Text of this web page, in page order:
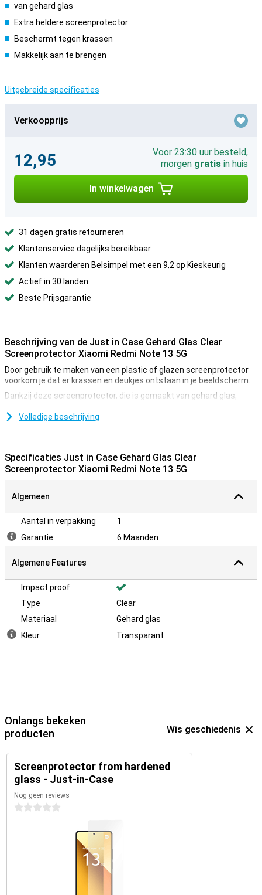
van gehard glas
Extra heldere screenprotector
Beschermt tegen krassen
Makkelijk aan te brengen
Uitgebreide specificaties
Verkoopprijs
12,95
Voor 23:30 uur besteld,
morgen gratis in huis
In winkelwagen
31 dagen gratis retourneren
Klantenservice dagelijks bereikbaar
Klanten waarderen Belsimpel met een 9,2 op Kieskeurig
Actief in 30 landen
Beste Prijsgarantie
Beschrijving van de Just in Case Gehard Glas Clear
Screenprotector Xiaomi Redmi Note 13 5G
Door gebruik te maken van een plastic of glazen screenprotector
voorkom je dat er krassen en deukjes ontstaan in je beeldscherm.
Dankzij deze screenprotector, die is gemaakt van gehard glas,
krassen. Dit glasplaatje breng je gemakkelijk aan en voorkomt
Bescherming tegen krassen
Een beschermlaag is ideaal als je je smartphone wilt beschermen
tegen krassen. Krassen komen op de screenprotector in plaats van
Volledige beschrijving
Specificaties Just in Case Gehard Glas Clear
Screenprotector Xiaomi Redmi Note 13 5G
Algemeen
Aantal in verpakking
1
Garantie
6 Maanden
Algemene Features
Impact proof
Type
Clear
Materiaal
Gehard glas
Kleur
Transparant
Onlangs bekeken
producten
Wis geschiedenis
Screenprotector from hardened
glass - Just-in-Case
Nog geen reviews
0 sterren